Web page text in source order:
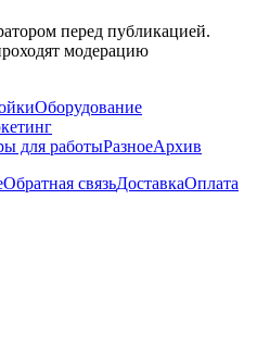
перед публикацией.
модерацию
Оборудование
для работыРазноеАрхив
Обратная связьДоставкаОплата